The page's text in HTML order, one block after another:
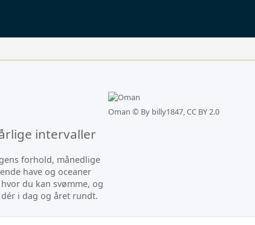
intervaller
forhold, månedlige
have og oceaner
du kan svømme, og
i dag og året rundt.
Oman © By billy1847, CC BY 2.0